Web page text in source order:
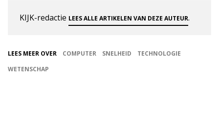
KIJK-redactie LEES ALLE ARTIKELEN VAN DEZE AUTEUR.
LEES MEER OVER COMPUTER SNELHEID
TECHNOLOGIE
WETENSCHAP